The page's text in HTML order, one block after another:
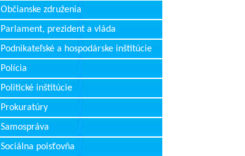
Občianske združenia
Parlament, prezident a vláda
Podnikateľské a hospodárske inštitúcie
Polícia
Politické inštitúcie
Prokuratúry
Samospráva
Sociálna poisťovňa